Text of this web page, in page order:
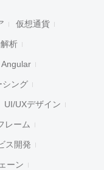
仮想通貨
析
Angular
シング
UI/UXデザイン
レーム
ス開発
ーン